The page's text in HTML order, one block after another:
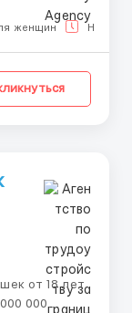
на все
твои
женщин
от 18 лет
000